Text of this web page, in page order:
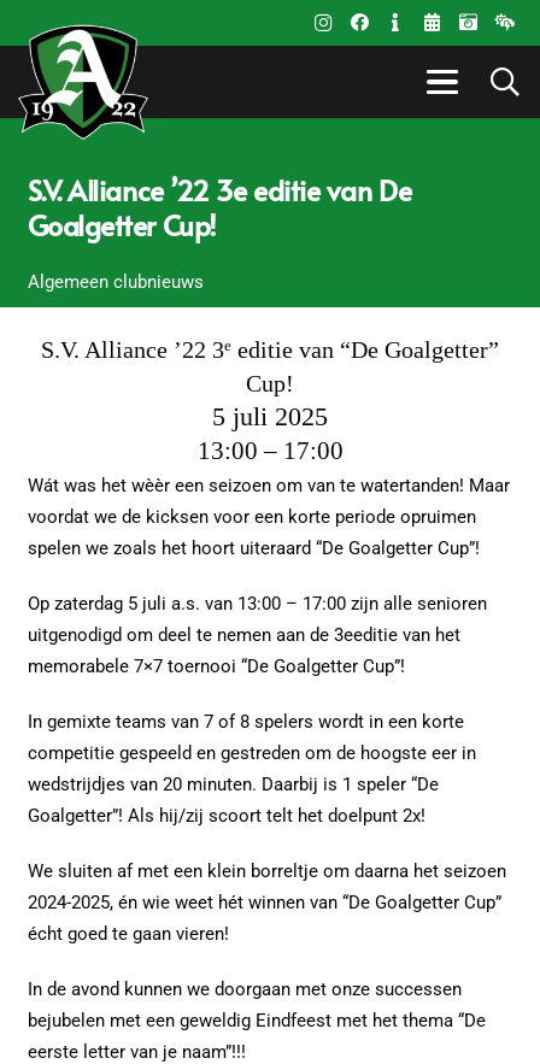
S.V. Alliance ’22 3e editie van De
Goalgetter Cup!
Algemeen clubnieuws
S.V. Alliance ’22 3e editie van “De Goalgetter”
Cup!
5 juli 2025
13:00 – 17:00
Wát was het wèèr een seizoen om van te watertanden! Maar
voordat we de kicksen voor een korte periode opruimen
spelen we zoals het hoort uiteraard “De Goalgetter Cup”!
Op zaterdag 5 juli a.s. van 13:00 – 17:00 zijn alle senioren
uitgenodigd om deel te nemen aan de 3eeditie van het
memorabele 7×7 toernooi “De Goalgetter Cup”!
In gemixte teams van 7 of 8 spelers wordt in een korte
competitie gespeeld en gestreden om de hoogste eer in
wedstrijdjes van 20 minuten. Daarbij is 1 speler “De
Goalgetter”! Als hij/zij scoort telt het doelpunt 2x!
We sluiten af met een klein borreltje om daarna het seizoen
2024-2025, én wie weet hét winnen van “De Goalgetter Cup”
écht goed te gaan vieren!
In de avond kunnen we doorgaan met onze successen
bejubelen met een geweldig Eindfeest met het thema “De
eerste letter van je naam”!!!